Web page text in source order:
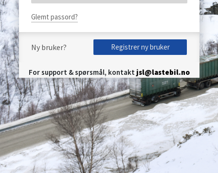
Glemt passord?
Ny bruker? Registrer ny bruker
For support & spørsmål, kontakt jsl@lastebil.no